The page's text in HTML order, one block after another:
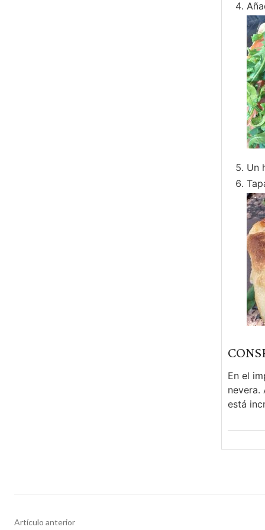
Un
En el
nevera.
está
Artículo anterior